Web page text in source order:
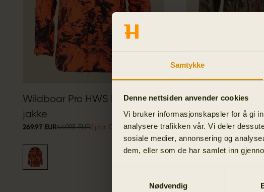
Samtykke
Denne nettsiden anvender cookies
Vi bruker informasjonskapsler for å gi
analysere trafikken vår. Vi deler
sosiale medier, annonsering og
dem, eller som de har samlet inn
Nødvendig
Wildboar Pro HWS Insulated
jakke
269.97 EUR449.95 EURSpar 179.98 EUR
Moose Hunter
699.95 EUR